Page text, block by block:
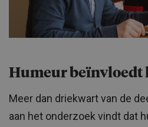
Humeur beïnvloedt
Meer dan driekwart van de
aan het onderzoek vindt dat